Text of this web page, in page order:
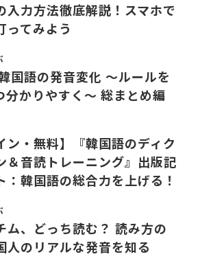
入力方法徹底解説！スマホで
ってみよう
国語の発音変化 〜ルールを
分かりやすく〜 総まとめ編
ン・無料】『韓国語のディク
＆音読トレーニング』出版記
：韓国語の総合力を上げる！
ム、どっち読む？ 読み方の
人のリアルな発音を知る